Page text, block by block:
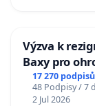
Výzva k
Baxy pro
17 270 podpisů
48 Podpisy / 7
2 Jul 2026